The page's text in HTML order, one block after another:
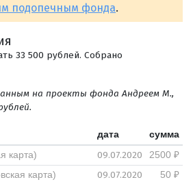
подопечным фонда.
33 500 рублей. Собрано
на проекты фонда Андреем М.,
дата
сумма
карта)
09.07.2020
2500 ₽
карта)
09.07.2020
50 ₽